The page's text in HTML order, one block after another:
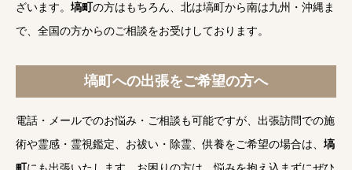
ざいます。 塙町の方はもちろん、北は塙町から南は九州・沖縄ま
で、全国の方からのご相談をお受けしております。
塙町への出張をご希望の方へ
電話・メールでのお悩み・ご相談も可能ですが、出張訪問での施
術や霊感・霊視鑑定、お祓い・除霊、供養をご希望の場合は、 塙